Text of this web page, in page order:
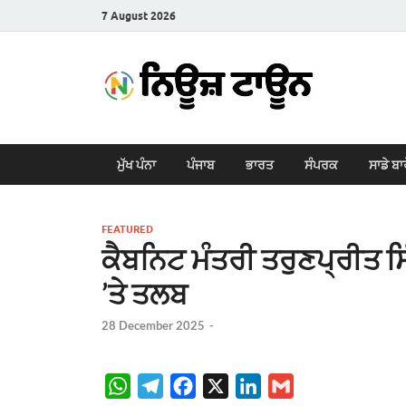
7 August 2026
ਮੁੱਖ ਪੰਨਾ ਪੰਜਾਬ ਭਾਰਤ ਸੰਪਰਕ ਸਾਡੇ
FEATURED
ਕੈਬਨਿਟ ਮੰਤਰੀ ਤਰੁਣਪ੍ਰੀਤ
’ਤੇ ਤਲਬ
28 December 2025 -
W